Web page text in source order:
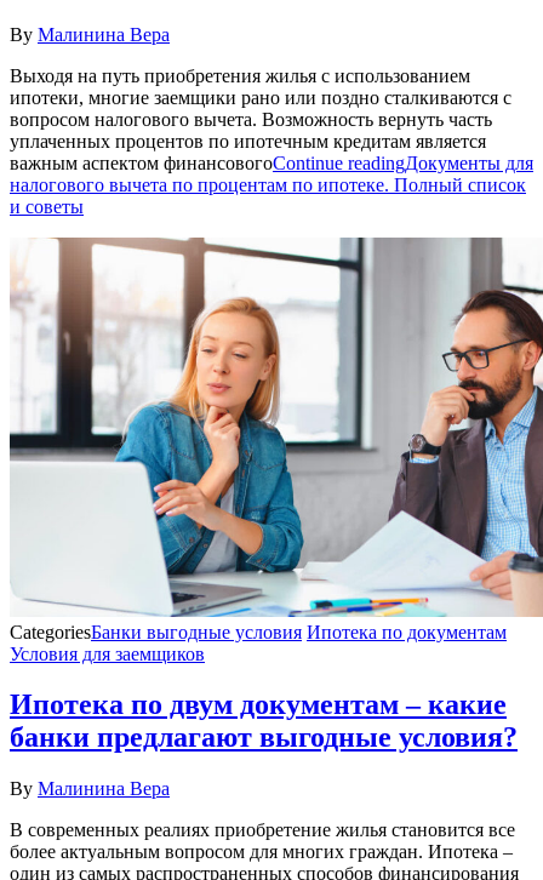
By Малинина Вера
Выходя на путь приобретения жилья с использованием
ипотеки, многие заемщики рано или поздно сталкиваются с
вопросом налогового вычета. Возможность вернуть часть
уплаченных процентов по ипотечным кредитам является
важным аспектом финансовогоContinue readingДокументы для
налогового вычета по процентам по ипотеке. Полный список
и советы
CategoriesБанки выгодные условия Ипотека по документам
Условия для заемщиков
Ипотека по двум документам – какие
банки предлагают выгодные условия?
By Малинина Вера
В современных реалиях приобретение жилья становится все
более актуальным вопросом для многих граждан. Ипотека –
один из самых распространенных способов финансирования